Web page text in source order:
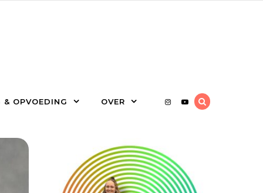
OPVOEDING OVER